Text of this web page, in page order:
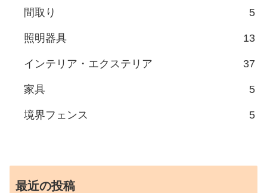
間取り 5
照明器具 13
インテリア・エクステリア 37
家具 5
境界フェンス 5
最近の投稿